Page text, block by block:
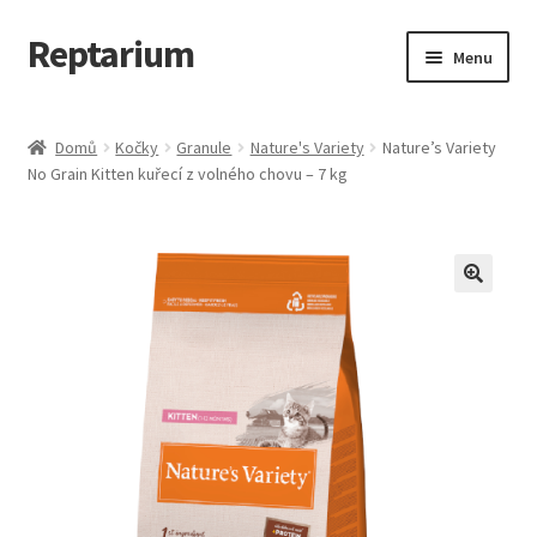
Přeskočit
na
Přejít
k
webu
Reptarium Menu
Košík
Domů Kočky Granule Nature's Variety
Nature’s Variety
No Grain Kitten kuřecí z volného chovu – 7 kg